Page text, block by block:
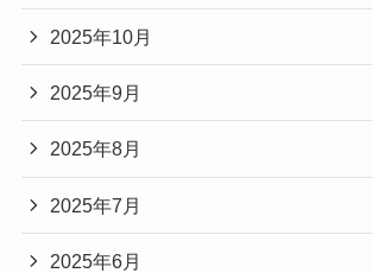
2025年10月
2025年9月
2025年8月
2025年7月
2025年6月